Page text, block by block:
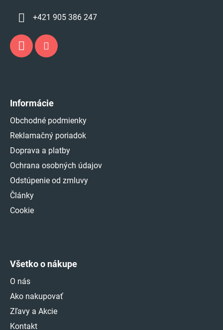
+421 905 386 247
Informácie
Obchodné podmienky
Reklamačný poriadok
Doprava a platby
Ochrana osobných údajov
Odstúpenie od zmluvy
Články
Cookie
Všetko o nákupe
O nás
Ako nakupovať
Zľavy a Akcie
Kontakt